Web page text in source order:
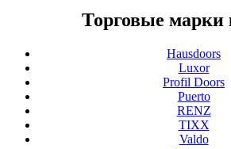
Торговые марки
Hausdoors
Luxor
Profil Doors
Puerto
RENZ
TIXX
Valdo